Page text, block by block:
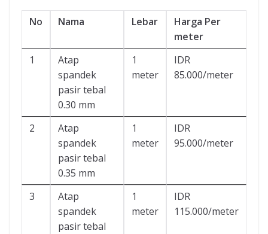
No Nama Lebar
Harga Per
meter
1
Atap
spandek
pasir tebal
0.30 mm
1
meter
IDR
85.000/meter
2
Atap
spandek
pasir tebal
0.35 mm
1
meter
IDR
95.000/meter
3
Atap
spandek
pasir tebal
1
meter
IDR
115.000/meter